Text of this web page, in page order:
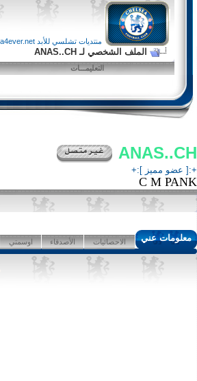
منتديات تشلسي للأبد chelsea4ever.net
الملف الشخصي لـ ANAS..CH
التعليمـــات
ANAS..CH
+:[ عضو مميز ]:+
C M PANK
معلومات عني الاحصائيات الأصدقاء اوسمتي